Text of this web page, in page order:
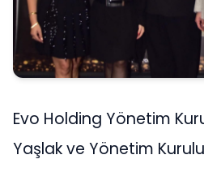
Evo Holding Yönetim
Yaşlak ve Yönetim Kurulu